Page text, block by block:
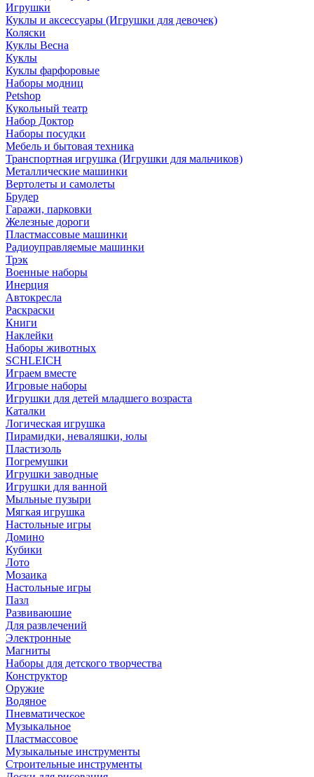
Игрушки
Куклы и аксессуары (Игрушки для девочек)
Коляски
Куклы Весна
Куклы
Куклы фарфоровые
Наборы модниц
Petshop
Кукольный театр
Набор Доктор
Наборы посудки
Мебель и бытовая техника
Транспортная игрушка (Игрушки для мальчиков)
Металлические машинки
Вертолеты и самолеты
Брудер
Гаражи, парковки
Железные дороги
Пластмассовые машинки
Радиоуправляемые машинки
Трэк
Военные наборы
Инерция
Автокресла
Раскраски
Книги
Наклейки
Наборы животных
SCHLEICH
Играем вместе
Игровые наборы
Игрушки для детей младшего возраста
Каталки
Логическая игрушка
Пирамидки, неваляшки, юлы
Пластизоль
Погремушки
Игрушки заводные
Игрушки для ванной
Мыльные пузыри
Мягкая игрушка
Настольные игры
Домино
Кубики
Лото
Мозаика
Настольные игры
Пазл
Развиваюшие
Для развлечений
Электронные
Магниты
Наборы для детского творчества
Конструктор
Оружие
Водяное
Пневматическое
Музыкальное
Пластмассовое
Музыкальные инструменты
Строительные инструменты